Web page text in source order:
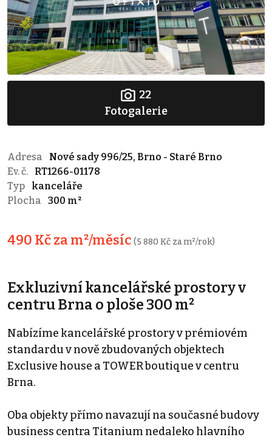
22
Fotogalerie
Adresa
Nové sady 996/25, Brno - Staré Brno
Ev. č.
RT1266-01178
Typ
kanceláře
Plocha
300 m²
490 Kč za m²/měsíc (5 880 Kč za m²/rok)
Exkluzivní kancelářské prostory v
centru Brna o ploše 300 m²
Nabízíme kancelářské prostory v prémiovém
standardu v nově zbudovaných objektech
Exclusive house a TOWER boutique v centru
Brna.
Oba objekty přímo navazují na současné budovy
business centra Titanium nedaleko hlavního